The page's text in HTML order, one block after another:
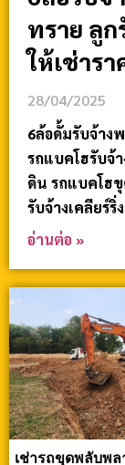
ทราย ลู
ให้เช่าร
28/04/2025
6ล้อดั้มรับจ้าง
รถแบคโฮรับจ้
ดิน รถแบคโฮ
รับจ้างเคลียร์
อ่านต่อ »
เช่ารถขุดพลับพ